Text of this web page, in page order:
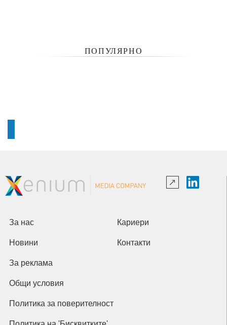
ПОПУЛЯРНО
За нас Кариери
Новини Контакти
За реклама
Общи условия
Политика за поверителност